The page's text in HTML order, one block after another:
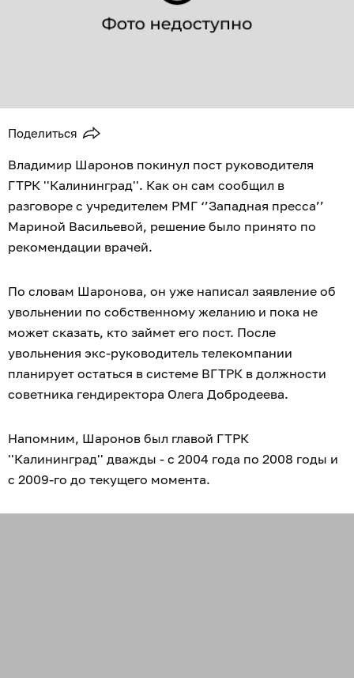
Поделиться
Владимир Шаронов покинул пост руководителя
ГТРК ''Калининград''. Как он сам сообщил в
разговоре с учредителем РМГ ‘’Западная пресса’’
Мариной Васильевой, решение было принято по
рекомендации врачей.
По словам Шаронова, он уже написал заявление об
увольнении по собственному желанию и пока не
может сказать, кто займет его пост. После
увольнения экс-руководитель телекомпании
планирует остаться в системе ВГТРК в должности
советника гендиректора Олега Добродеева.
Напомним, Шаронов был главой ГТРК
''Калининград'' дважды - с 2004 года по 2008 годы и
с 2009-го до текущего момента.